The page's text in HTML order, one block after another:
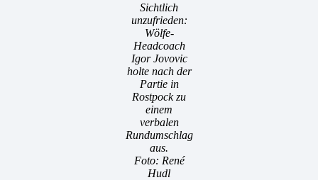
Sichtlich
unzufrieden:
Wölfe-
Headcoach
Igor Jovovic
holte nach der
Partie in
Rostpock zu
einem
verbalen
Rundumschlag
aus.
Foto: René
Hudl